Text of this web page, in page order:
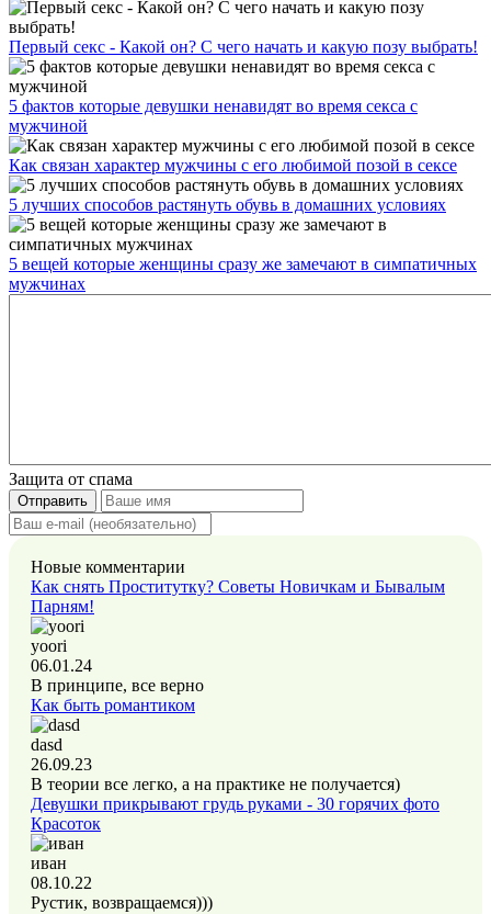
Первый секс - Какой он? С чего начать и какую позу выбрать!
5 фактов которые девушки ненавидят во время секса с
мужчиной
Как связан характер мужчины с его любимой позой в сексе
5 лучших способов растянуть обувь в домашних условиях
5 вещей которые женщины сразу же замечают в симпатичных
мужчинах
Защита от спама
Отправить
Новые комментарии
Как снять Проститутку? Советы Новичкам и Бывалым
Парням!
yoori
06.01.24
В принципе, все верно
Как быть романтиком
dasd
26.09.23
В теории все легко, а на практике не получается)
Девушки прикрывают грудь руками - 30 горячих фото
Красоток
иван
08.10.22
Рустик, возвращаемся)))